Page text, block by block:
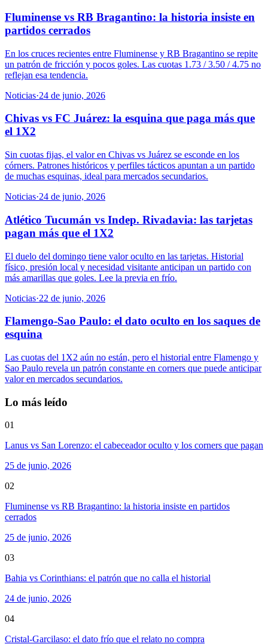
Fluminense vs RB Bragantino: la historia insiste en
partidos cerrados
En los cruces recientes entre Fluminense y RB Bragantino se repite
un patrón de fricción y pocos goles. Las cuotas 1.73 / 3.50 / 4.75 no
reflejan esa tendencia.
Noticias·24 de junio, 2026
Chivas vs FC Juárez: la esquina que paga más que
el 1X2
Sin cuotas fijas, el valor en Chivas vs Juárez se esconde en los
córners. Patrones históricos y perfiles tácticos apuntan a un partido
de muchas esquinas, ideal para mercados secundarios.
Noticias·24 de junio, 2026
Atlético Tucumán vs Indep. Rivadavia: las tarjetas
pagan más que el 1X2
El duelo del domingo tiene valor oculto en las tarjetas. Historial
físico, presión local y necesidad visitante anticipan un partido con
más amarillas que goles. Lee la previa en frío.
Noticias·22 de junio, 2026
Flamengo-Sao Paulo: el dato oculto en los saques de
esquina
Las cuotas del 1X2 aún no están, pero el historial entre Flamengo y
Sao Paulo revela un patrón constante en corners que puede anticipar
valor en mercados secundarios.
Lo más leído
01
Lanus vs San Lorenzo: el cabeceador oculto y los corners que pagan
25 de junio, 2026
02
Fluminense vs RB Bragantino: la historia insiste en partidos
cerrados
25 de junio, 2026
03
Bahia vs Corinthians: el patrón que no calla el historial
24 de junio, 2026
04
Cristal-Garcilaso: el dato frío que el relato no compra